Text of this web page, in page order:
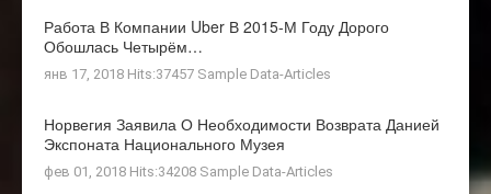
Работа В Компании Uber В 2015-М Году Дорого
Обошлась Четырём…
янв 17, 2018 Hits:37457 Sample Data-Articles
Норвегия Заявила О Необходимости Возврата Данией
Экспоната Национального Музея
фев 01, 2018 Hits:34208 Sample Data-Articles